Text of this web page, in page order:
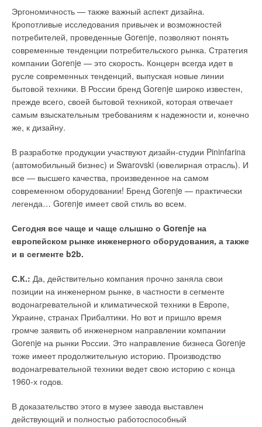
Эргономичность — также важный аспект дизайна.
Кропотливые исследования привычек и возможностей
потребителей, проведенные Gorenje, позволяют понять
современные тенденции потребительского рынка. Стратегия
компании Gorenje — это скорость. Концерн всегда идет в
русле современных тенденций, выпуская новые линии
бытовой техники. В России бренд Gorenje широко известен,
прежде всего, своей бытовой техникой, которая отвечает
самым взыскательным требованиям к надежности и, конечно
же, к дизайну.
В разработке продукции участвуют дизайн-студии Pininfarina
(автомобильный бизнес) и Swarovski (ювелирная отрасль). И
все — высшего качества, произведенное на самом
современном оборудовании! Бренд Gorenje — практически
легенда… Gorenje имеет свой стиль во всем.
Сегодня все чаще и чаще слышно о Gorenje на
европейском рынке инженерного оборудования, а также
и в сегменте b2b.
С.К.: Да, действительно компания прочно заняла свои
позиции на инженерном рынке, в частности в сегменте
водонагревательной и климатической техники в Европе,
Украине, странах Прибалтики. Но вот и пришло время
громче заявить об инженерном направлении компании
Gorenje на рынки России. Это направление бизнеса Gorenje
тоже имеет продолжительную историю. Производство
водонагревательной техники ведет свою историю с конца
1960-х годов.
В доказательство этого в музее завода выставлен
действующий и полностью работоспособный
основные объемы производства. Во многом этому
способствовали жесткие европейские нормы и требования,
предъявляемые к отопительному оборудованию. Так, в
Великобритании и некоторых других странах Евросоюза к
монтажу допускается только конденсатные газовые котлы.
Кроме того, импорт дешевой китайской продукции во многие
страны Западной Европы строго ограничен или вовсе
Поскольку продукция Biasi соответствует всем европейским
требованиям, нам удалось сохранить эти рынки. Кроме того,
предвидя окончание кризиса, мы инвестировали
значительные средства в разработку новой продукции и
модернизацию существующих технических решений.
Текущая ситуация на европейском рынке также не сильно
повлияла на бизнес компании.
В Италии нет крупных банков, поэтому разговоры о
возможном крахе финансовой системы страны мне кажутся
сильно преувеличенными. Кроме того, благодаря выходу
свою продукцию в те страны, где европейский кризис не
столь очевиден. Россия — лучший тому пример.
Итак, даже в кризис компания инвестировала в
инновации и разработку новых продуктов. Расскажите о
них.
Д.А.: Мы понимаем, что для рынков Восточной Европы, в
частности российского, наш продукт должен быть простым,
надежным и максимально конкурентоспособным. Именно на
этих рынках наш главный конкурент — китайская продукция.
Поэтому мы создали недорогой битермический котел,
Однофазные проточные водонагреватели. Обзор рынка
ЖУРНАЛ СОК ИЮНЬ 2013
→
Электрические емкостные настенные водонагреватели.
Обзор рынка
ЖУРНАЛ СОК МАЙ 2013
→ Двухконтурные настенные газовые котлы. Обзор рынка
ЖУРНАЛ СОК СЕНТЯБРЬ 2012
→ Однофазные напорные водонагреватели
ЖУРНАЛ СОК ИЮЛЬ 2012
Уведомления отключены
Комментарии
В этой теме еще нет комментариев
Добавить комментарий
Ваш E-mail *
Текст комментария